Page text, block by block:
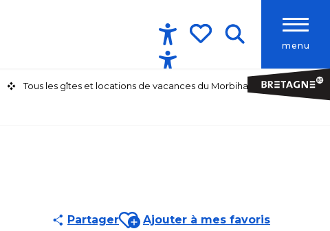
menu
Accessibilité
Tous les gîtes et locations de vacances du Morbihan
PartagerAjouter aux favoris
Ajouter à mes favoris